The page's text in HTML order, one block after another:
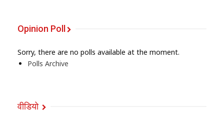
Opinion Poll
Sorry, there are no polls available at the moment.
Polls Archive
वीडियो